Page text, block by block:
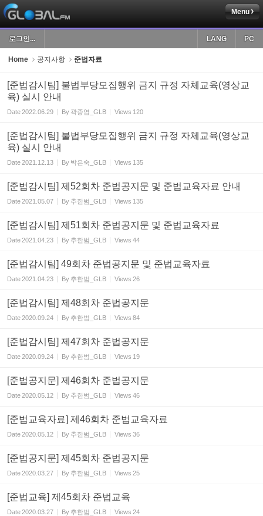
Menu
로그인... PC
LANG
Home 공지사항 준법자료
[준법감시팀] 불법부당모집행위 금지 규정 자체교육(영상교
육) 실시 안내
Date2022.06.29 By 곽종엽_GLB Views 120
[준법감시팀] 불법부당모집행위 금지 규정 자체교육(영상교
육) 실시 안내
Date2021.12.13 By 박은숙_GLB Views 135
[준법감시팀] 제52회차 준법공지문 및 준법교육자료 안내
Date2021.05.07 By 추한범_GLB Views 135
[준법감시팀] 제51회차 준법공지문 및 준법교육자료
Date2021.04.23 By 추한범_GLB Views 44
[준법감시팀] 49회차 준법공지문 및 준법교육자료
Date2021.04.23 By 추한범_GLB Views 26
[준법감시팀] 제48회차 준법공지문
Date2020.09.24 By 추한범_GLB Views 84
[준법감시팀] 제47회차 준법공지문
Date2020.09.24 By 추한범_GLB Views 19
[준법공지문] 제46회차 준법공지문
Date2020.05.12 By 추한범_GLB Views 46
[준법교육자료] 제46회차 준법교육자료
Date2020.05.12 By 추한범_GLB Views 36
[준법공지문] 제45회차 준법공지문
Date2020.03.27 By 추한범_GLB Views 25
[준법교육] 제45회차 준법교육
Date2020.03.27 By 추한범_GLB Views 24
Sketchbook5, 스케치북5
Sketchbook5, 스케치북5